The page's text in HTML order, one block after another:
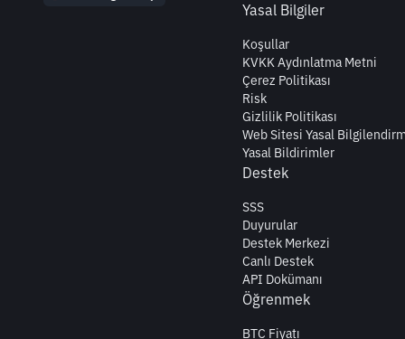
Yasal Bilgiler
Koşullar
KVKK Aydınlatma Metni
Çerez Politikası
Risk
Gizlilik Politikası
Web Sitesi Yasal
Yasal Bildirimler
Destek
SSS
Duyurular
Destek Merkezi
Canlı Destek
API Dokümanı
Öğrenmek
BTC Fiyatı